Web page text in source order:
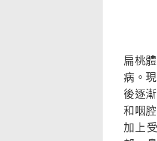
扁桃
病。
後逐
和咽
加上